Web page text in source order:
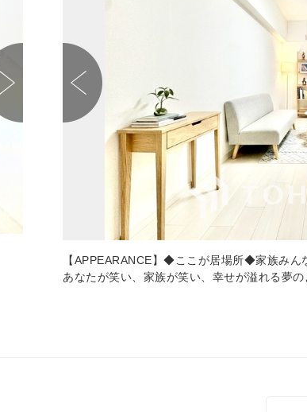
【APPEARANCE】◆ここが居場所◆家族みん
あなたが笑い、家族が笑い、幸せが溢れる夢